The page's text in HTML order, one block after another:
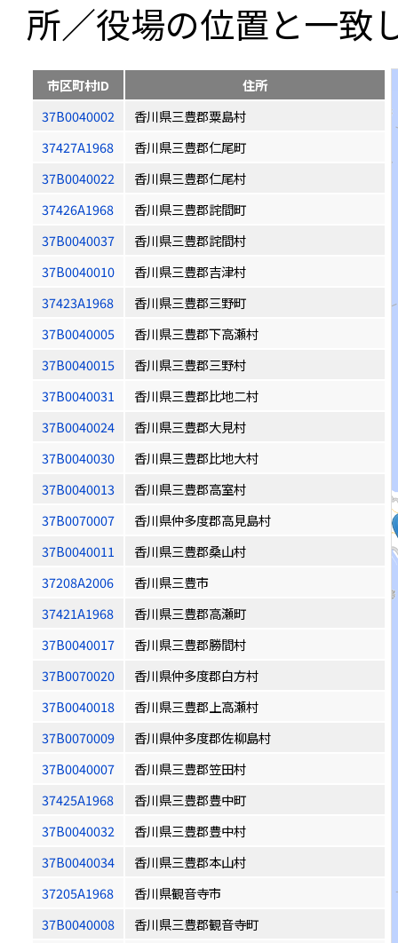
所／役場の位置と一致
市区町村ID
住所
37B0040002
香川県三豊郡粟島村
37427A1968
香川県三豊郡仁尾町
37B0040022
香川県三豊郡仁尾村
37426A1968
香川県三豊郡詫間町
37B0040037
香川県三豊郡詫間村
37B0040010
香川県三豊郡吉津村
37423A1968
香川県三豊郡三野町
37B0040005
香川県三豊郡下高瀬村
37B0040015
香川県三豊郡三野村
37B0040031
香川県三豊郡比地二村
37B0040024
香川県三豊郡大見村
37B0040030
香川県三豊郡比地大村
37B0040013
香川県三豊郡高室村
37B0070007
香川県仲多度郡高見島村
37B0040011
香川県三豊郡桑山村
37208A2006
香川県三豊市
37421A1968
香川県三豊郡高瀬町
37B0040017
香川県三豊郡勝間村
37B0070020
香川県仲多度郡白方村
37B0040018
香川県三豊郡上高瀬村
37B0070009
香川県仲多度郡佐柳島村
37B0040007
香川県三豊郡笠田村
37425A1968
香川県三豊郡豊中町
37B0040032
香川県三豊郡豊中村
37B0040034
香川県三豊郡本山村
37205A1968
香川県観音寺市
37B0040008
香川県三豊郡観音寺町